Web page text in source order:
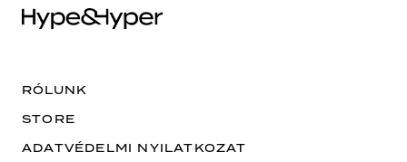
RÓLUNK
STORE
ADATVÉDELMI NYILATKOZAT